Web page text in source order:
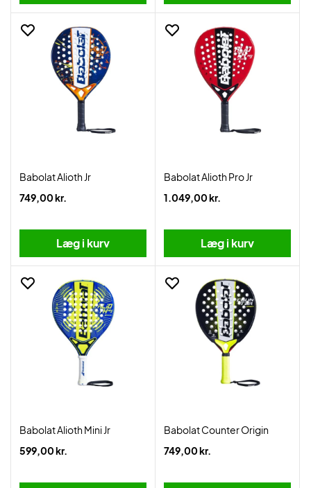
Babolat Alioth Jr
749,00 kr.
Læg i kurv
Babolat Alioth Pro Jr
1.049,00 kr.
Læg i kurv
Babolat Alioth Mini Jr
599,00 kr.
Babolat Counter Origin
749,00 kr.